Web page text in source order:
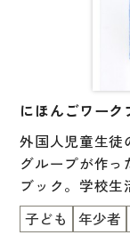
語彙・意味
文章・談話・表
文法
表記
言語学
本教材を通し
い時間を過ご
ゲームやクイ
巻頭には、日本
にほんごワーク
外国人児童生徒
グループが作っ
ブック。学校生
学習への橋渡し
子ども 年少者